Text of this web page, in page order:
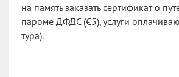
на память заказать сертификат о
пароме ДФДС (€5), услуги
тура).